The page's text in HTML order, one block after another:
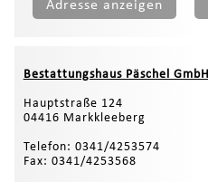
Adresse anzeigen
Bestattungshaus Päschel GmbH
Hauptstraße 124
04416 Markkleeberg
Telefon: 0341/4253574
Fax: 0341/4253568